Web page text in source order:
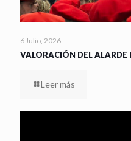
6 Julio, 2026
VALORACIÓN DEL
Leer más